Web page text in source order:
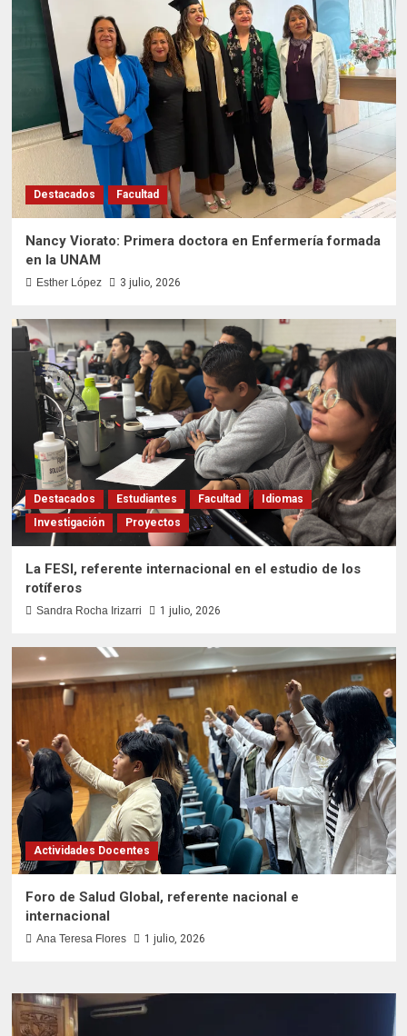
Foro de Salud Global, referente nacional e
internacional
Destacados Facultad
Nancy Viorato: Primera doctora en Enfermería formada
en la UNAM
Esther López 3 julio, 2026
Destacados Estudiantes Facultad
Idiomas
Investigación
Proyectos
La FESI, referente internacional en el estudio de los
rotíferos
Sandra Rocha Irizarri 1 julio, 2026
Actividades Docentes
Foro de Salud Global, referente nacional e
internacional
Ana Teresa Flores 1 julio, 2026